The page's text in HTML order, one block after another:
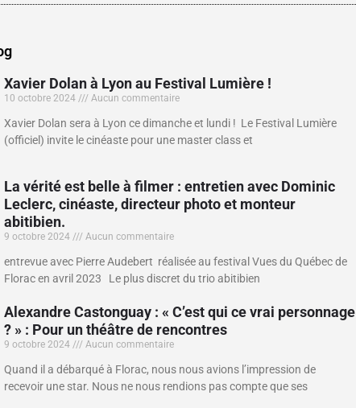
Xavier Dolan à Lyon au Festival Lumière !
10 octobre 2024 Aucun commentaire
Xavier Dolan sera à Lyon ce dimanche et lundi ! Le Festival Lumière
(officiel) invite le cinéaste pour une master class et
La vérité est belle à filmer : entretien avec Dominic
Leclerc, cinéaste, directeur photo et monteur
abitibien.
9 octobre 2024 Aucun commentaire
entrevue avec Pierre Audebert réalisée au festival Vues du Québec de
Florac en avril 2023 Le plus discret du trio abitibien
Alexandre Castonguay : « C’est qui ce vrai personnage
? » : Pour un théâtre de rencontres
9 octobre 2024 Aucun commentaire
Quand il a débarqué à Florac, nous nous avions l’impression de
recevoir une star. Nous ne nous rendions pas compte que ses